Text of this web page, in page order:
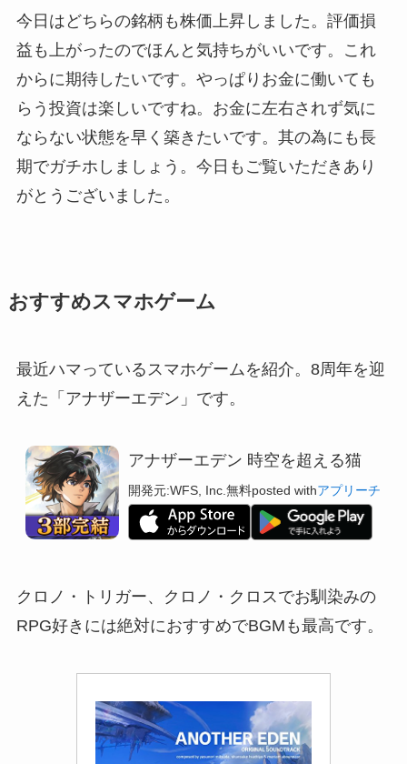
今日はどちらの銘柄も株価上昇しました。評価損
益も上がったのでほんと気持ちがいいです。これ
からに期待したいです。やっぱりお金に働いても
らう投資は楽しいですね。お金に左右されず気に
ならない状態を早く築きたいです。其の為にも長
期でガチホしましょう。今日もご覧いただきあり
がとうございました。
おすすめスマホゲーム
最近ハマっているスマホゲームを紹介。8周年を迎
えた「アナザーエデン」です。
アナザーエデン 時空を超える猫
開発元:WFS, Inc. 無料posted withアプリーチ
クロノ・トリガー、クロノ・クロスでお馴染みの
RPG好きには絶対におすすめでBGMも最高です。